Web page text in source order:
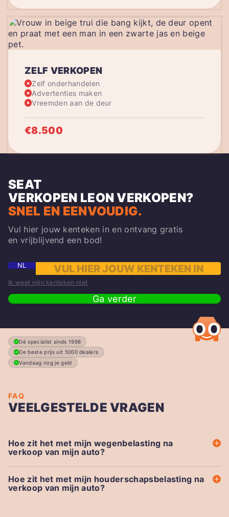
ZELF VERKOPEN
Zelf onderhandelen
Advertenties maken
Vreemden aan de deur
€8.500
SEAT
VERKOPEN LEONVERKOPEN?
SNEL EN EENVOUDIG.
Vul hier jouw kenteken in en ontvang gratis
en vrijblijvend een bod!
NL
Ik weet mijn kenteken niet
Ga verder
Dé specialist sinds 1998
De beste prijs uit 5000 dealers
Vandaag nog je geld
FAQ
VEELGESTELDE VRAGEN
Hoe zit het met mijn wegenbelasting na
verkoop van mijn auto?
Hoe zit het met mijn houderschapsbelasting na
verkoop van mijn auto?